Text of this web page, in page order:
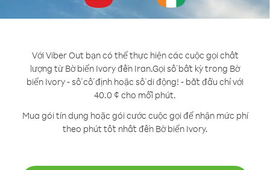
Với Viber Out bạn có thể thực hiện các cuộc gọi chất
lượng từ Bờ biển Ivory đến Iran.Gọi số bất kỳ trong Bờ
biển Ivory - số cố định hoặc số di động! - bắt đầu chỉ với
40.0 ¢ cho mỗi phút.
Mua gói tín dụng hoặc gói cước cuộc gọi để nhận mức phí
theo phút tốt nhất đến Bờ biển Ivory.